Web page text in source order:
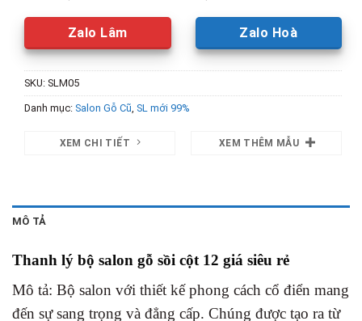
Zalo Lâm Zalo Hoà
SKU: SLM05
Danh mục: Salon Gỗ Cũ, SL mới 99%
XEM CHI TIẾT XEM THÊM MẪU
MÔ TẢ
Thanh lý bộ salon gỗ sồi cột 12 giá siêu rẻ
Mô tả: Bộ salon với thiết kế phong cách cổ điển mang
đến sự sang trọng và đẳng cấp. Chúng được tạo ra từ